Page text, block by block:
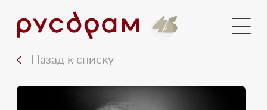
Новости
Документы
Медиа
Назад к списку